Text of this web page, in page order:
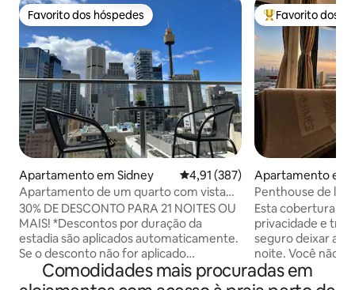
Favorito dos hóspedes
Favorito dos hóspedes
Apartamento em Sidney Classificação média de 4,91 em
4,91 (387)
Apartamento de um quarto com vista
para a cidade
30% DE DESCONTO PARA 21 NOITES OU
MAIS! *Descontos por duração da
estadia são aplicados automaticamente.
Se o desconto não for aplicado
automaticamente, entre em contato
conosco. Bem-vindo ao apartamento de
Favoritos dos
Favorito dos
Apartamento em
ds
Penthouse de
1 quarto•Vista
Esta cobertura
privacidade e
seguro deixar as
noite. Você não
cidade muito
mas, em vez
Comodidades mais procuradas em